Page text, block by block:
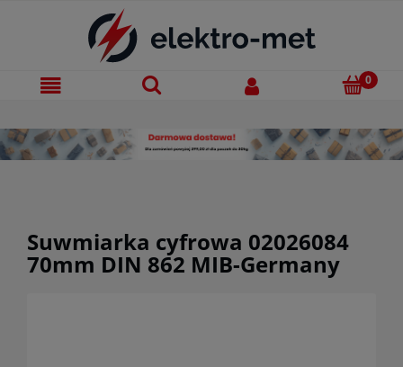
Suwmiarka cyfrowa 02026084
70mm DIN 862 MIB-Germany